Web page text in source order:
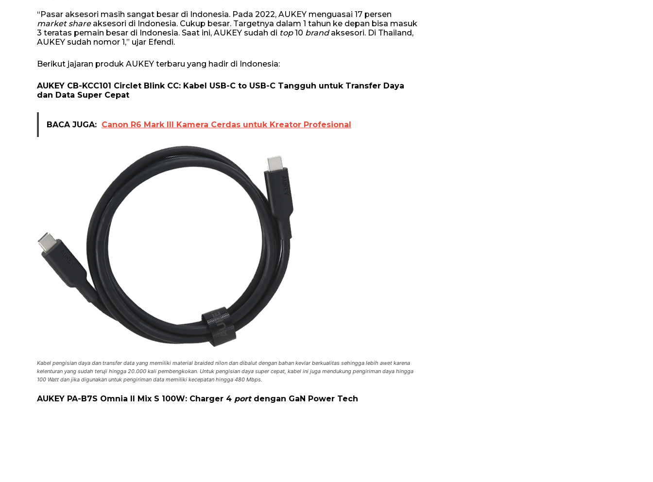
“Pasar aksesori masih sangat besar di Indonesia. Pada 2022, AUKEY menguasai 17 persen
market shareaksesori di Indonesia. Cukup besar. Targetnya dalam 1 tahun ke depan bisa masuk
3 teratas pemain besar di Indonesia. Saat ini, AUKEY sudah di top10 brandaksesori. Di Thailand,
AUKEY sudah nomor 1,” ujar Efendi.
Berikut jajaran produk AUKEY terbaru yang hadir di Indonesia:
AUKEY CB-KCC101 Circlet Blink CC: Kabel USB-C to USB-C Tangguh untuk Transfer Daya
dan Data Super Cepat
BACA JUGA: Canon R6 Mark III Kamera Cerdas untuk Kreator Profesional
Kabel pengisian daya dan transfer data yang memiliki material braided nilon dan dibalut dengan bahan kevlarberkualitas sehingga lebih awet karena
kelenturan yang sudah teruji hingga 20.000 kali pembengkokan. Untuk pengisian daya super cepat, kabel ini juga mendukung pengiriman daya hingga
100 Watt dan jika digunakan untuk pengiriman data memiliki kecepatan hingga 480 Mbps.
AUKEY PA-B7S Omnia II Mix S 100W: Charger 4 portdengan GaN Power Tech